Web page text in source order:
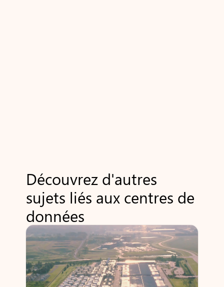
Découvrez d'autres
sujets liés aux centres de
données